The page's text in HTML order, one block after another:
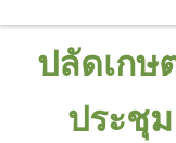
ปลัดเกษ
ประชุ